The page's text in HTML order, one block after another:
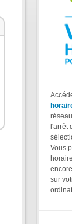
l'arrêt
Vous
sur